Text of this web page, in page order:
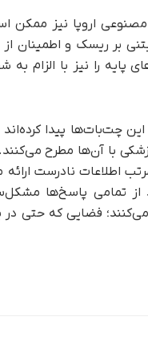
اروپا نیز ممکن
بر ریسک و اطمینان
پایه را نیز با
این چت‌بات‌ها پیدا
با آن‌ها مطرح
که نزدیک به ۵۰ درصد از
می‌کنند؛ فضایی که حتی